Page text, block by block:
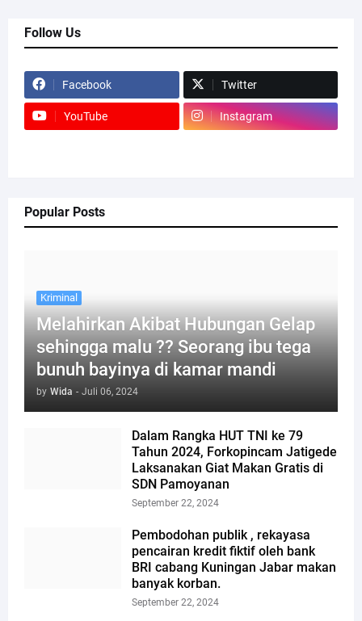
Follow Us
Facebook Twitter
YouTube Instagram
Popular Posts
Kriminal
Melahirkan Akibat Hubungan Gelap
sehingga malu ?? Seorang ibu tega
bunuh bayinya di kamar mandi
by Wida - Juli 06, 2024
Dalam Rangka HUT TNI ke 79
Tahun 2024, Forkopincam Jatigede
Laksanakan Giat Makan Gratis di
SDN Pamoyanan
September 22, 2024
Pembodohan publik , rekayasa
pencairan kredit fiktif oleh bank
BRI cabang Kuningan Jabar makan
banyak korban.
September 22, 2024